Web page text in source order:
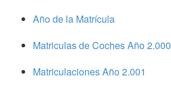
Año de la Matrícula
Matriculas de Coches Año 2.000
Matriculaciones Año 2.001